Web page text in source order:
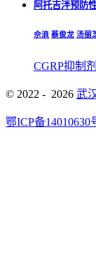
阿托吉泮预防
佘浪 蔡俊龙 汤丽
CGRP抑制剂
© 2022 - 2026 武
鄂ICP备14010630